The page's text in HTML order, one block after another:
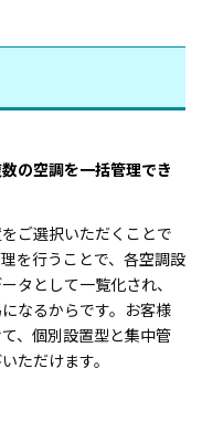
の空調を一括管理でき
ご選択いただくことで
を行うことで、各空調設
タとして一覧化され、
なるからです。お客様
、個別設置型と集中管
ただけます。